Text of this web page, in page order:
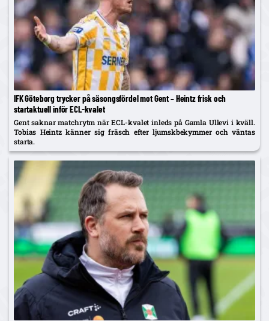
IFK Göteborg trycker på säsongsfördel mot Gent – Heintz frisk och
startaktuell inför ECL-kvalet
Gent saknar matchrytm när ECL-kvalet inleds på Gamla Ullevi i kväll.
Tobias Heintz känner sig fräsch efter ljumskbekymmer och väntas
starta.